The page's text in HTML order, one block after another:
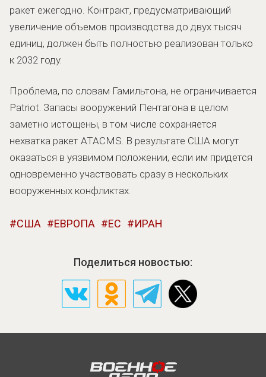
ракет ежегодно. Контракт, предусматривающий
увеличение объемов производства до двух тысяч
единиц, должен быть полностью реализован только
к 2032 году.
Проблема, по словам Гамильтона, не ограничивается
Patriot. Запасы вооружений Пентагона в целом
заметно истощены, в том числе сохраняется
нехватка ракет ATACMS. В результате США могут
оказаться в уязвимом положении, если им придется
одновременно участвовать сразу в нескольких
вооруженных конфликтах.
США ЕВРОПА ЕС ИРАН
Поделиться новостью: